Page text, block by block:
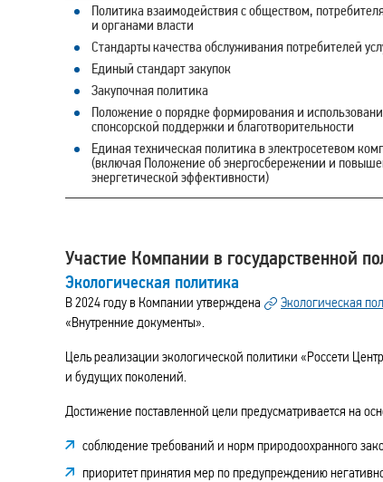
Политика взаимодействия с обществом,
и органами власти
Стандарты качества обслуживания потребителей
Единый стандарт закупок
Закупочная политика
Положение о порядке формирования и
спонсорской поддержки и благотворительности
Единая техническая политика в электросетевом
(включая Положение об энергосбережении и
энергетической эффективности)
Участие Компании в государственной
Экологическая политика
В 2024 году в Компании утверждена Экологическая
«Внутренние документы».
Цель реализации экологической политики «Россети
и будущих поколений.
Достижение поставленной цели предусматривается на
соблюдение требований и норм природоохранного
приоритет принятия мер по предупреждению